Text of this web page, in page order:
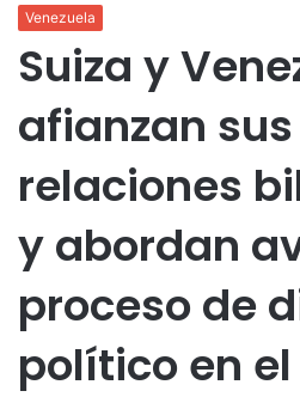
Venezuela
Suiza y
afianzan sus
relaciones
y abordan
proceso de
político en